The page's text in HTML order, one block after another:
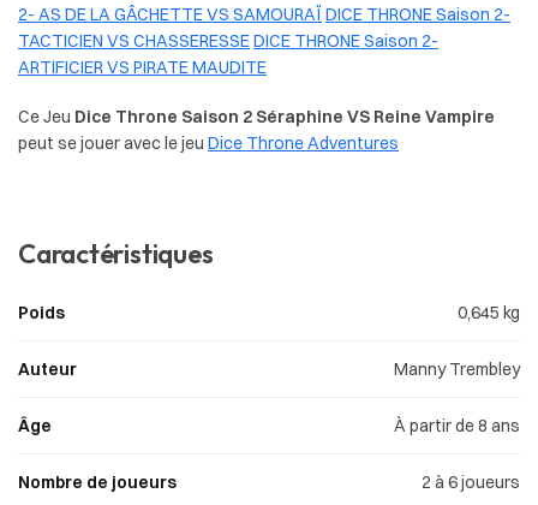
2- AS DE LA GÂCHETTE VS SAMOURAÏ DICE THRONE Saison 2-
TACTICIEN VS CHASSERESSEDICE THRONE Saison 2-
ARTIFICIER VS PIRATE MAUDITE
Ce Jeu Dice Throne Saison 2 Séraphine VS Reine Vampire
peut se jouer avec le jeu Dice Throne Adventures
Caractéristiques
Poids 0,645 kg
Auteur Manny Trembley
Âge À partir de 8 ans
Nombre de joueurs 2 à 6 joueurs